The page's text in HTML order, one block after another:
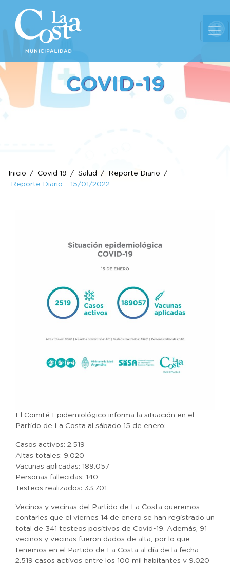
COVID-19
Inicio Covid 19 Salud
Reporte Diario
Reporte Diario – 15/01/2022
El Comité Epidemiológico informa la situación en el
Partido de La Costa al sábado 15 de enero:
Casos activos: 2.519
Altas totales: 9.020
Vacunas aplicadas: 189.057
Personas fallecidas: 140
Testeos realizados: 33.701
Vecinos y vecinas del Partido de La Costa queremos
contarles que el viernes 14 de enero se han registrado un
total de 341 testeos positivos de Covid-19. Además, 91
vecinos y vecinas fueron dados de alta, por lo que
tenemos en el Partido de La Costa al día de la fecha
2.519 casos activos entre los 100 mil habitantes y 9.020